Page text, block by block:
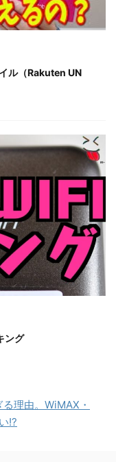
ル（Rakuten UN
ング
理由。WiMAX・
!?